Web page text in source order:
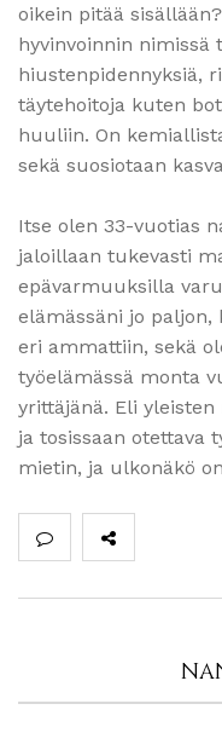
oikein pitää
hyvinvoinnin nimissä
hiustenpidennyksiä,
täytehoitoja kuten
huuliin. On
sekä suosiotaan
Itse olen 33-vuotias
jaloillaan tukevasti
epävarmuuksilla
elämässäni jo
eri ammattiin, sekä
työelämässä monta
yrittäjänä. Eli
ja tosissaan otettava
mietin, ja ulkonäkö